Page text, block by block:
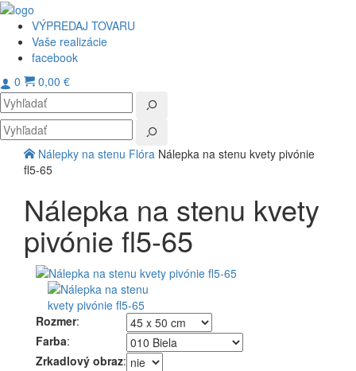
VÝPREDAJ TOVARU
Vaše realizácie
facebook
0 0,00 €
Nálepky na stenu Flóra Nálepka na stenu kvety pivónie
fl5-65
Nálepka na stenu kvety
pivónie fl5-65
Rozmer:
Farba:
Zrkadlový obraz: